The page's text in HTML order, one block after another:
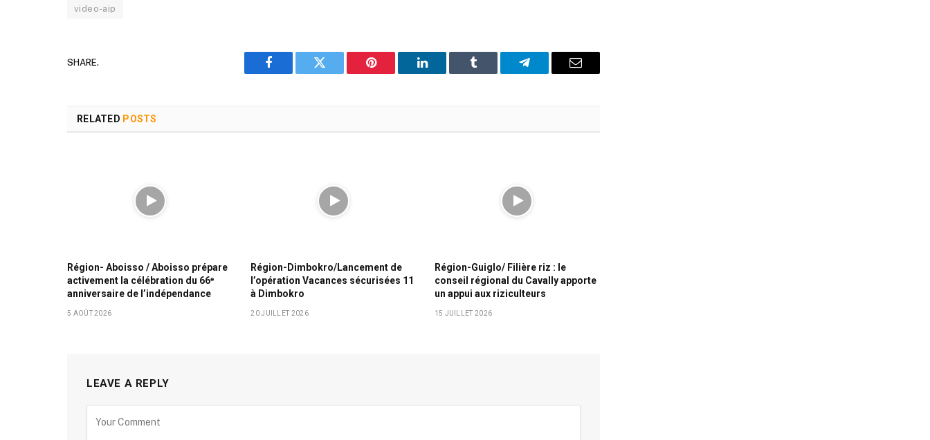
video-aip
SHARE.
Facebook Twitter Pinterest LinkedIn Tumblr Telegram Email
RELATED POSTS
Région- Aboisso / Aboisso prépare
activement la célébration du 66ᵉ
anniversaire de l’indépendance
5 AOÛT 2026
Région-Dimbokro/Lancement de
l’opération Vacances sécurisées 11
à Dimbokro
20 JUILLET 2026
Région-Guiglo/ Filière riz : le
conseil régional du Cavally apporte
un appui aux riziculteurs
15 JUILLET 2026
LEAVE A REPLY